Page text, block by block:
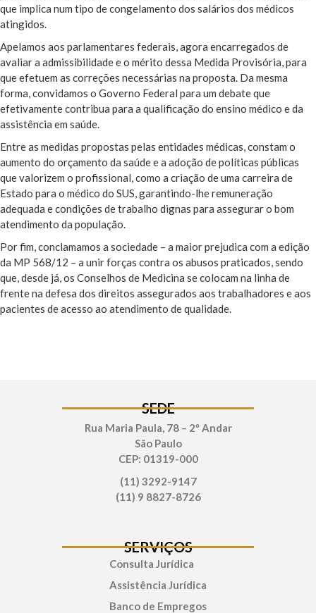
que implica num tipo de congelamento dos salários dos médicos
atingidos.
Apelamos aos parlamentares federais, agora encarregados de
avaliar a admissibilidade e o mérito dessa Medida Provisória, para
que efetuem as correções necessárias na proposta. Da mesma
forma, convidamos o Governo Federal para um debate que
efetivamente contribua para a qualificação do ensino médico e da
assistência em saúde.
Entre as medidas propostas pelas entidades médicas, constam o
aumento do orçamento da saúde e a adoção de políticas públicas
que valorizem o profissional, como a criação de uma carreira de
Estado para o médico do SUS, garantindo-lhe remuneração
adequada e condições de trabalho dignas para assegurar o bom
atendimento da população.
Por fim, conclamamos a sociedade – a maior prejudica com a edição
da MP 568/12 – a unir forças contra os abusos praticados, sendo
que, desde já, os Conselhos de Medicina se colocam na linha de
frente na defesa dos direitos assegurados aos trabalhadores e aos
pacientes de acesso ao atendimento de qualidade.
SEDE
Rua Maria Paula, 78 – 2º Andar
São Paulo
CEP: 01319-000
(11) 3292-9147
(11) 9 8827-8726
SERVIÇOS
Consulta Jurídica
Assistência Jurídica
Banco de Empregos